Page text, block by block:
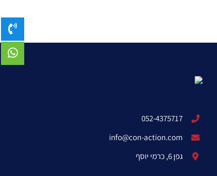
052-4375717
info@con-action.com
גפן 6, כרמי יוסף